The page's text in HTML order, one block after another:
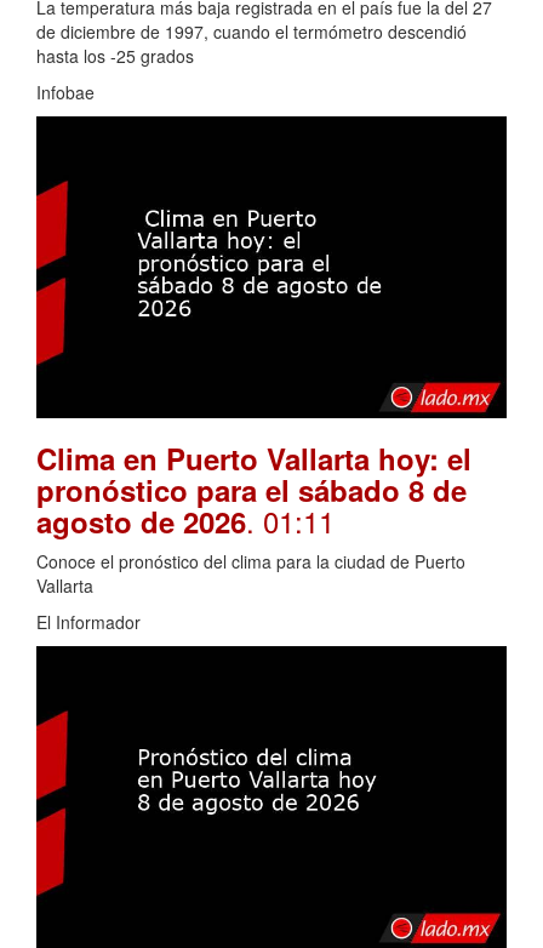
La temperatura más baja registrada en el país fue la del 27
de diciembre de 1997, cuando el termómetro descendió
hasta los -25 grados
Infobae
Clima en Puerto Vallarta hoy: el
pronóstico para el sábado 8 de
agosto de 2026. 01:11
Conoce el pronóstico del clima para la ciudad de Puerto
Vallarta
El Informador